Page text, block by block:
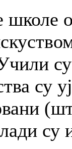
су
су
су